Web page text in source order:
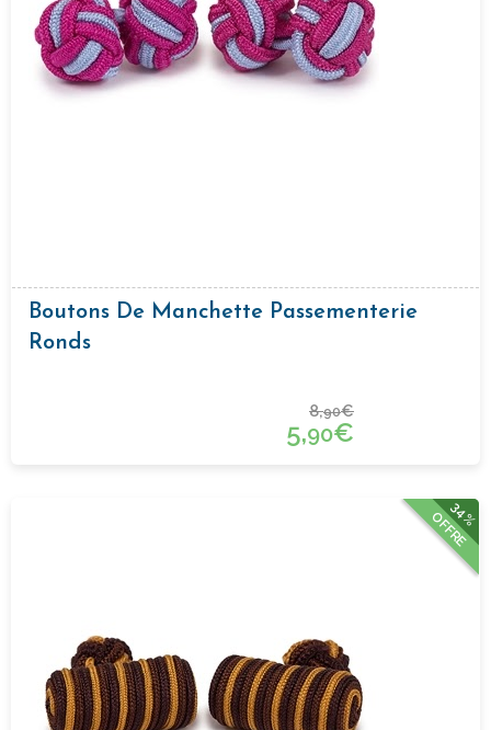
Boutons De Manchette Passementerie
Ronds
8,90€
5,90€
34%
OFFRE